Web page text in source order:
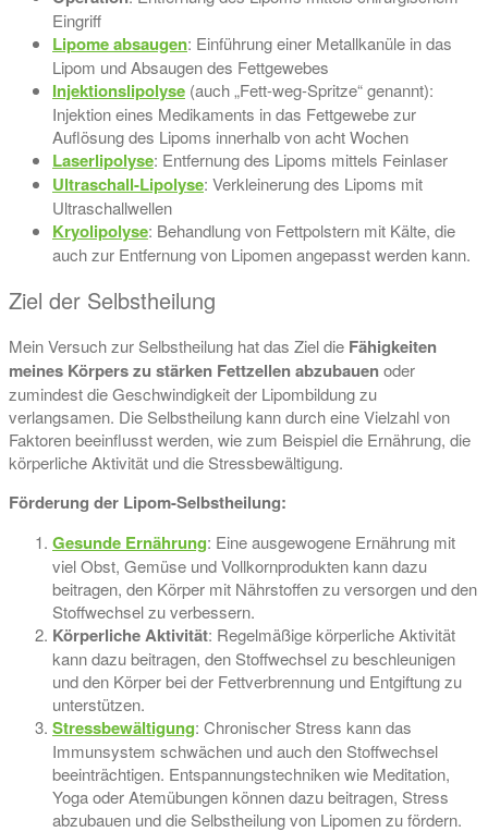
Eingriff
Lipome absaugen: Einführung einer Metallkanüle in das
Lipom und Absaugen des Fettgewebes
Injektionslipolyse (auch „Fett-weg-Spritze“ genannt):
Injektion eines Medikaments in das Fettgewebe zur
Auflösung des Lipoms innerhalb von acht Wochen
Laserlipolyse: Entfernung des Lipoms mittels Feinlaser
Ultraschall-Lipolyse: Verkleinerung des Lipoms mit
Ultraschallwellen
Kryolipolyse: Behandlung von Fettpolstern mit Kälte, die
auch zur Entfernung von Lipomen angepasst werden kann.
Ziel der Selbstheilung
Mein Versuch zur Selbstheilung hat das Ziel die Fähigkeiten
meines Körpers zu stärken Fettzellen abzubauenoder
zumindest die Geschwindigkeit der Lipombildung zu
verlangsamen. Die Selbstheilung kann durch eine Vielzahl von
Faktoren beeinflusst werden, wie zum Beispiel die Ernährung, die
körperliche Aktivität und die Stressbewältigung.
Förderung der Lipom-Selbstheilung:
Gesunde Ernährung: Eine ausgewogene Ernährung mit
viel Obst, Gemüse und Vollkornprodukten kann dazu
beitragen, den Körper mit Nährstoffen zu versorgen und den
Stoffwechsel zu verbessern.
Körperliche Aktivität: Regelmäßige körperliche Aktivität
kann dazu beitragen, den Stoffwechsel zu beschleunigen
und den Körper bei der Fettverbrennung und Entgiftung zu
unterstützen.
Stressbewältigung: Chronischer Stress kann das
Immunsystem schwächen und auch den Stoffwechsel
beeinträchtigen. Entspannungstechniken wie Meditation,
Yoga oder Atemübungen können dazu beitragen, Stress
abzubauen und die Selbstheilung von Lipomen zu fördern.